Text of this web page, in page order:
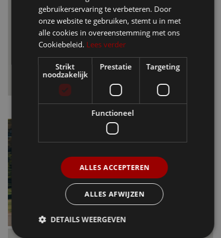
31/3/23Tips & Tricks
Veiligheid eerst - Zo
houd je je rit op de
speed pedelec veilig
voor jezelf en anderen
gebruikerservaring te verbeteren. Door
onze website te gebruiken, stemt u in met
alle cookies in overeenstemming met ons
Cookiebeleid. Lees verder
Strikt
noodzakelijk
Prestatie Targeting
Functioneel
ALLES ACCEPTEREN
ALLES AFWIJZEN
DETAILS WEERGEVEN